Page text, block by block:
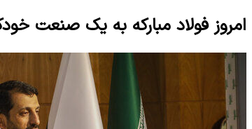
امروز فولاد مبارکه به یک صنعت